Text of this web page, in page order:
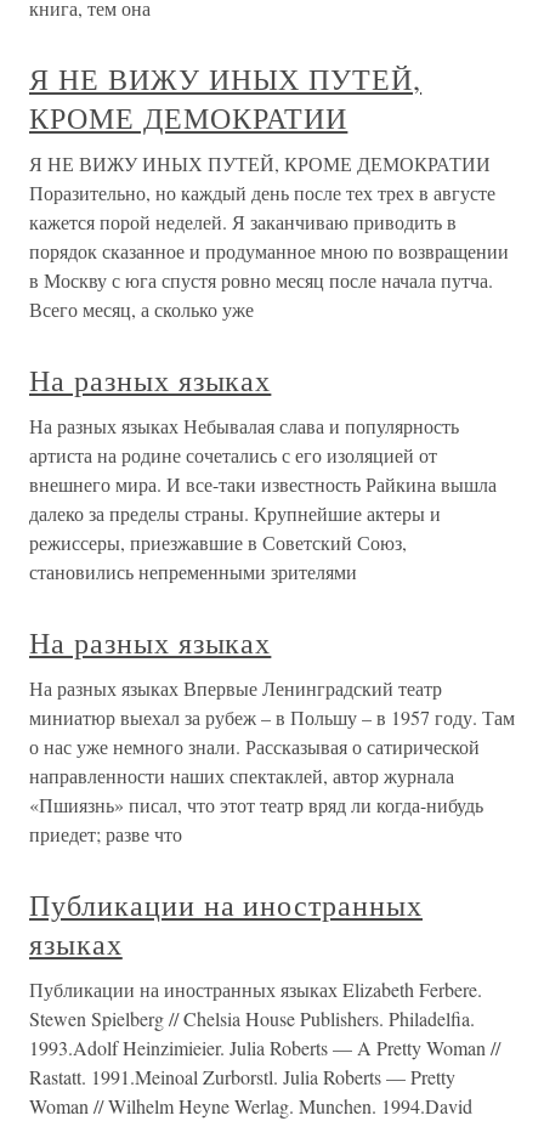
книга, тем она
Я НЕ ВИЖУ ИНЫХ ПУТЕЙ,
КРОМЕ ДЕМОКРАТИИ
Я НЕ ВИЖУ ИНЫХ ПУТЕЙ, КРОМЕ ДЕМОКРАТИИ
Поразительно, но каждый день после тех трех в августе
кажется порой неделей. Я заканчиваю приводить в
порядок сказанное и продуманное мною по возвращении
в Москву с юга спустя ровно месяц после начала путча.
Всего месяц, а сколько уже
На разных языках
На разных языках Небывалая слава и популярность
артиста на родине сочетались с его изоляцией от
внешнего мира. И все-таки известность Райкина вышла
далеко за пределы страны. Крупнейшие актеры и
режиссеры, приезжавшие в Советский Союз,
становились непременными зрителями
На разных языках
На разных языках Впервые Ленинградский театр
миниатюр выехал за рубеж – в Польшу – в 1957 году. Там
о нас уже немного знали. Рассказывая о сатирической
направленности наших спектаклей, автор журнала
«Пшиязнь» писал, что этот театр вряд ли когда-нибудь
приедет; разве что
Публикации на иностранных
языках
Публикации на иностранных языках Elizabeth Ferbere.
Stewen Spielberg // Chelsia House Publishers. Philadelfia.
1993.Adolf Heinzimieier. Julia Roberts — A Pretty Woman //
Rastatt. 1991.Meinoal Zurborstl. Julia Roberts — Pretty
Woman // Wilhelm Heyne Werlag. Munchen. 1994.David